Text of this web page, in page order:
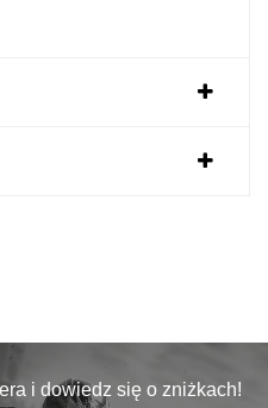
i dowiedz się o zniżkach!